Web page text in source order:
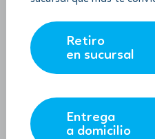
Retiro
en sucursal
Entrega
a domicilio